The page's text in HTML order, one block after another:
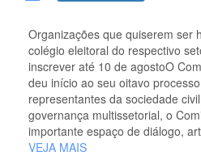
Organizações que quiserem ser
colégio eleitoral do respectivo
inscrever até 10 de agostoO
deu início ao seu oitavo
representantes da sociedade
governança multissetorial, o
importante espaço de diálogo,
VEJA MAIS